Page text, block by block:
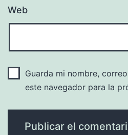
Web
Guarda mi nombre,
este navegador para la